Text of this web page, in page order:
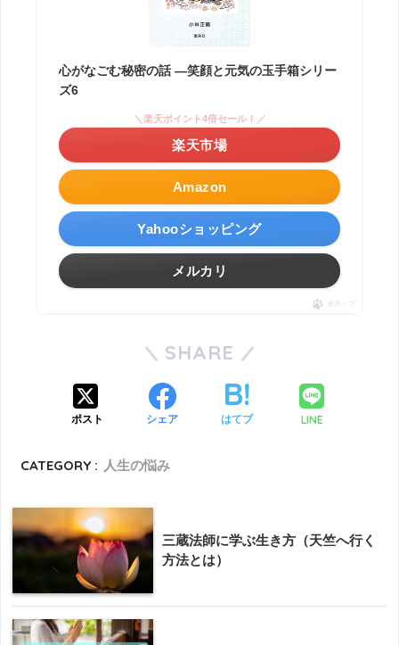
心がなごむ秘密の話 ―笑顔と元気の玉手箱シリー
ズ6
Amazon
＼楽天ポイント4倍セール！／
楽天市場
Yahooショッピング
メルカリ
ポチップ
SHARE
ポスト シェア はてブ LINE
CATEGORY : 人生の悩み
三蔵法師に学ぶ生き方（天竺へ行く
方法とは）